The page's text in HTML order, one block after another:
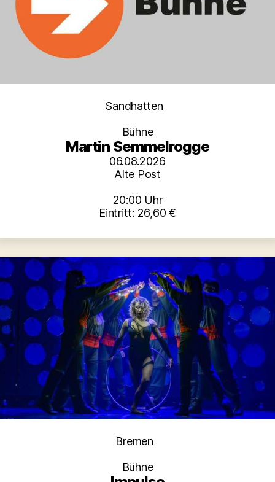
Kategorien
Sandhatten
Bühne
Martin Semmelrogge
06.08.2026
Alte Post
20:00 Uhr
Eintritt: 26,60 €
Kategorien
Bremen
Bühne